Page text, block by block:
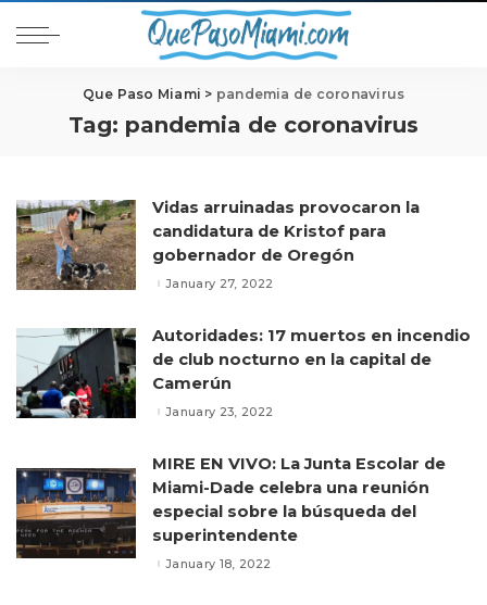
Que Paso Miami > pandemia de coronavirus
Tag: pandemia de coronavirus
Vidas arruinadas provocaron la
candidatura de Kristof para
gobernador de Oregón
January 27, 2022
Autoridades: 17 muertos en incendio
de club nocturno en la capital de
Camerún
January 23, 2022
MIRE EN VIVO: La Junta Escolar de
Miami-Dade celebra una reunión
especial sobre la búsqueda del
superintendente
January 18, 2022